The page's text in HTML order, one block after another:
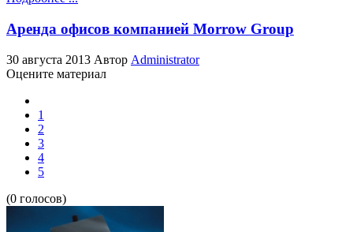
Аренда офисов компанией Morrow Group
30 августа 2013 Автор Administrator
Оцените материал
1
2
3
4
5
(0 голосов)